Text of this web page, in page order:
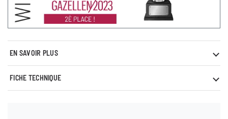
EN SAVOIR PLUS
FICHE TECHNIQUE